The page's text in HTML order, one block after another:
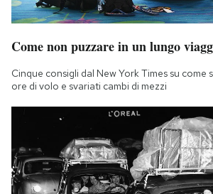
Come non puzzare in un lungo
Cinque consigli dal New York Times su come
ore di volo e svariati cambi di mezzi